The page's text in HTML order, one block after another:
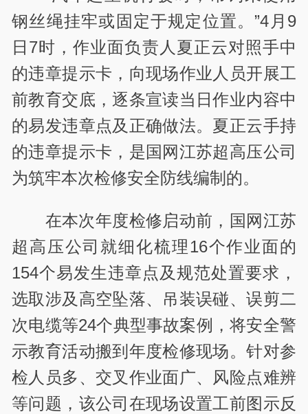
钢丝绳挂牢或固定于规定位置。”4月9
日7时，作业面负责人夏正云对照手中
的违章提示卡，向现场作业人员开展工
前教育交底，逐条宣读当日作业内容中
的易发违章点及正确做法。夏正云手持
的违章提示卡，是国网江苏超高压公司
为筑牢本次检修安全防线编制的。
在本次年度检修启动前，国网江苏
超高压公司就细化梳理16个作业面的
154个易发生违章点及规范处置要求，
选取涉及高空坠落、吊装误碰、误剪二
次电缆等24个典型事故案例，将安全警
示教育活动搬到年度检修现场。针对参
检人员多、交叉作业面广、风险点难辨
等问题，该公司在现场设置工前图示反